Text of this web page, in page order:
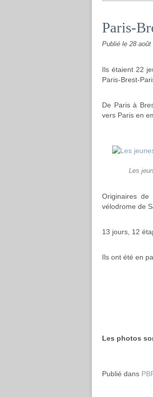
Paris-
Publié le 28 août
Ils étaient 22
Paris-Brest-
De Paris à
vers Paris en
Les
Originaires
vélodrome de
13 jours, 12
Ils ont été en
Les photos
Publié dans